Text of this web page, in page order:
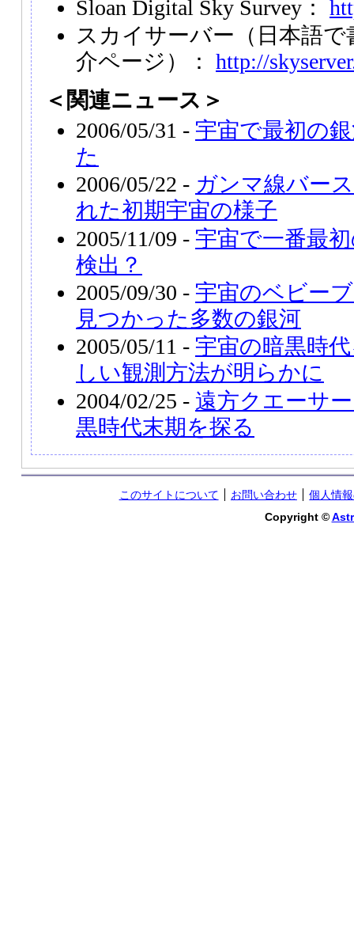
Sloan Digital Sky Survey：
スカイサーバー（日本語で
介ページ）： http://
＜関連ニュース＞
2006/05/31 - 宇宙で最初の
た
2006/05/22 - ガンマ線バー
れた初期宇宙の様子
2005/11/09 - 宇宙で一番最
検出？
2005/09/30 - 宇宙のベビー
見つかった多数の銀河
2005/05/11 - 宇宙の暗黒時
しい観測方法が明らかに
2004/02/25 - 遠方クエーサ
黒時代末期を探る
このサイトについて お問い合わせ
個人情
Copyright ©